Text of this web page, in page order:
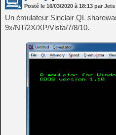
Posté le 16/03/2020 à 18:13 par Jets
Un émulateur Sinclair QL
9x/NT/2X/XP/Vista/7/8/10.